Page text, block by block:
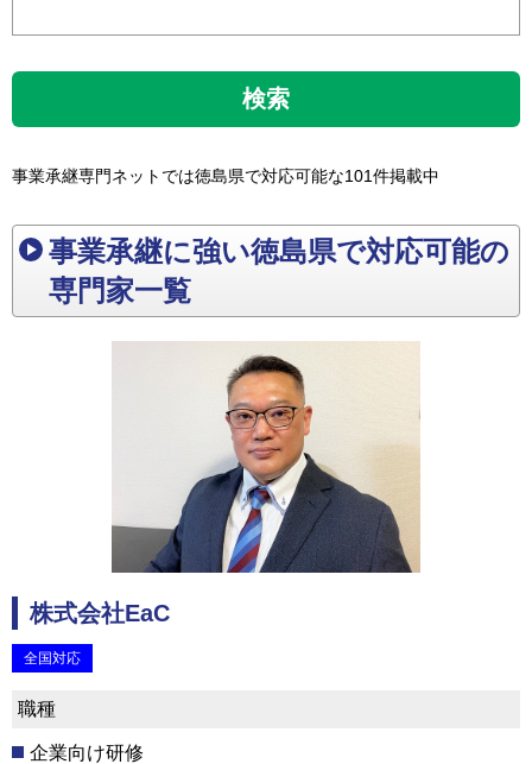
検索
事業承継専門ネットでは徳島県で対応可能な101件掲載中
事業承継に強い徳島県で対応可能の
専門家一覧
株式会社EaC
全国対応
職種
企業向け研修